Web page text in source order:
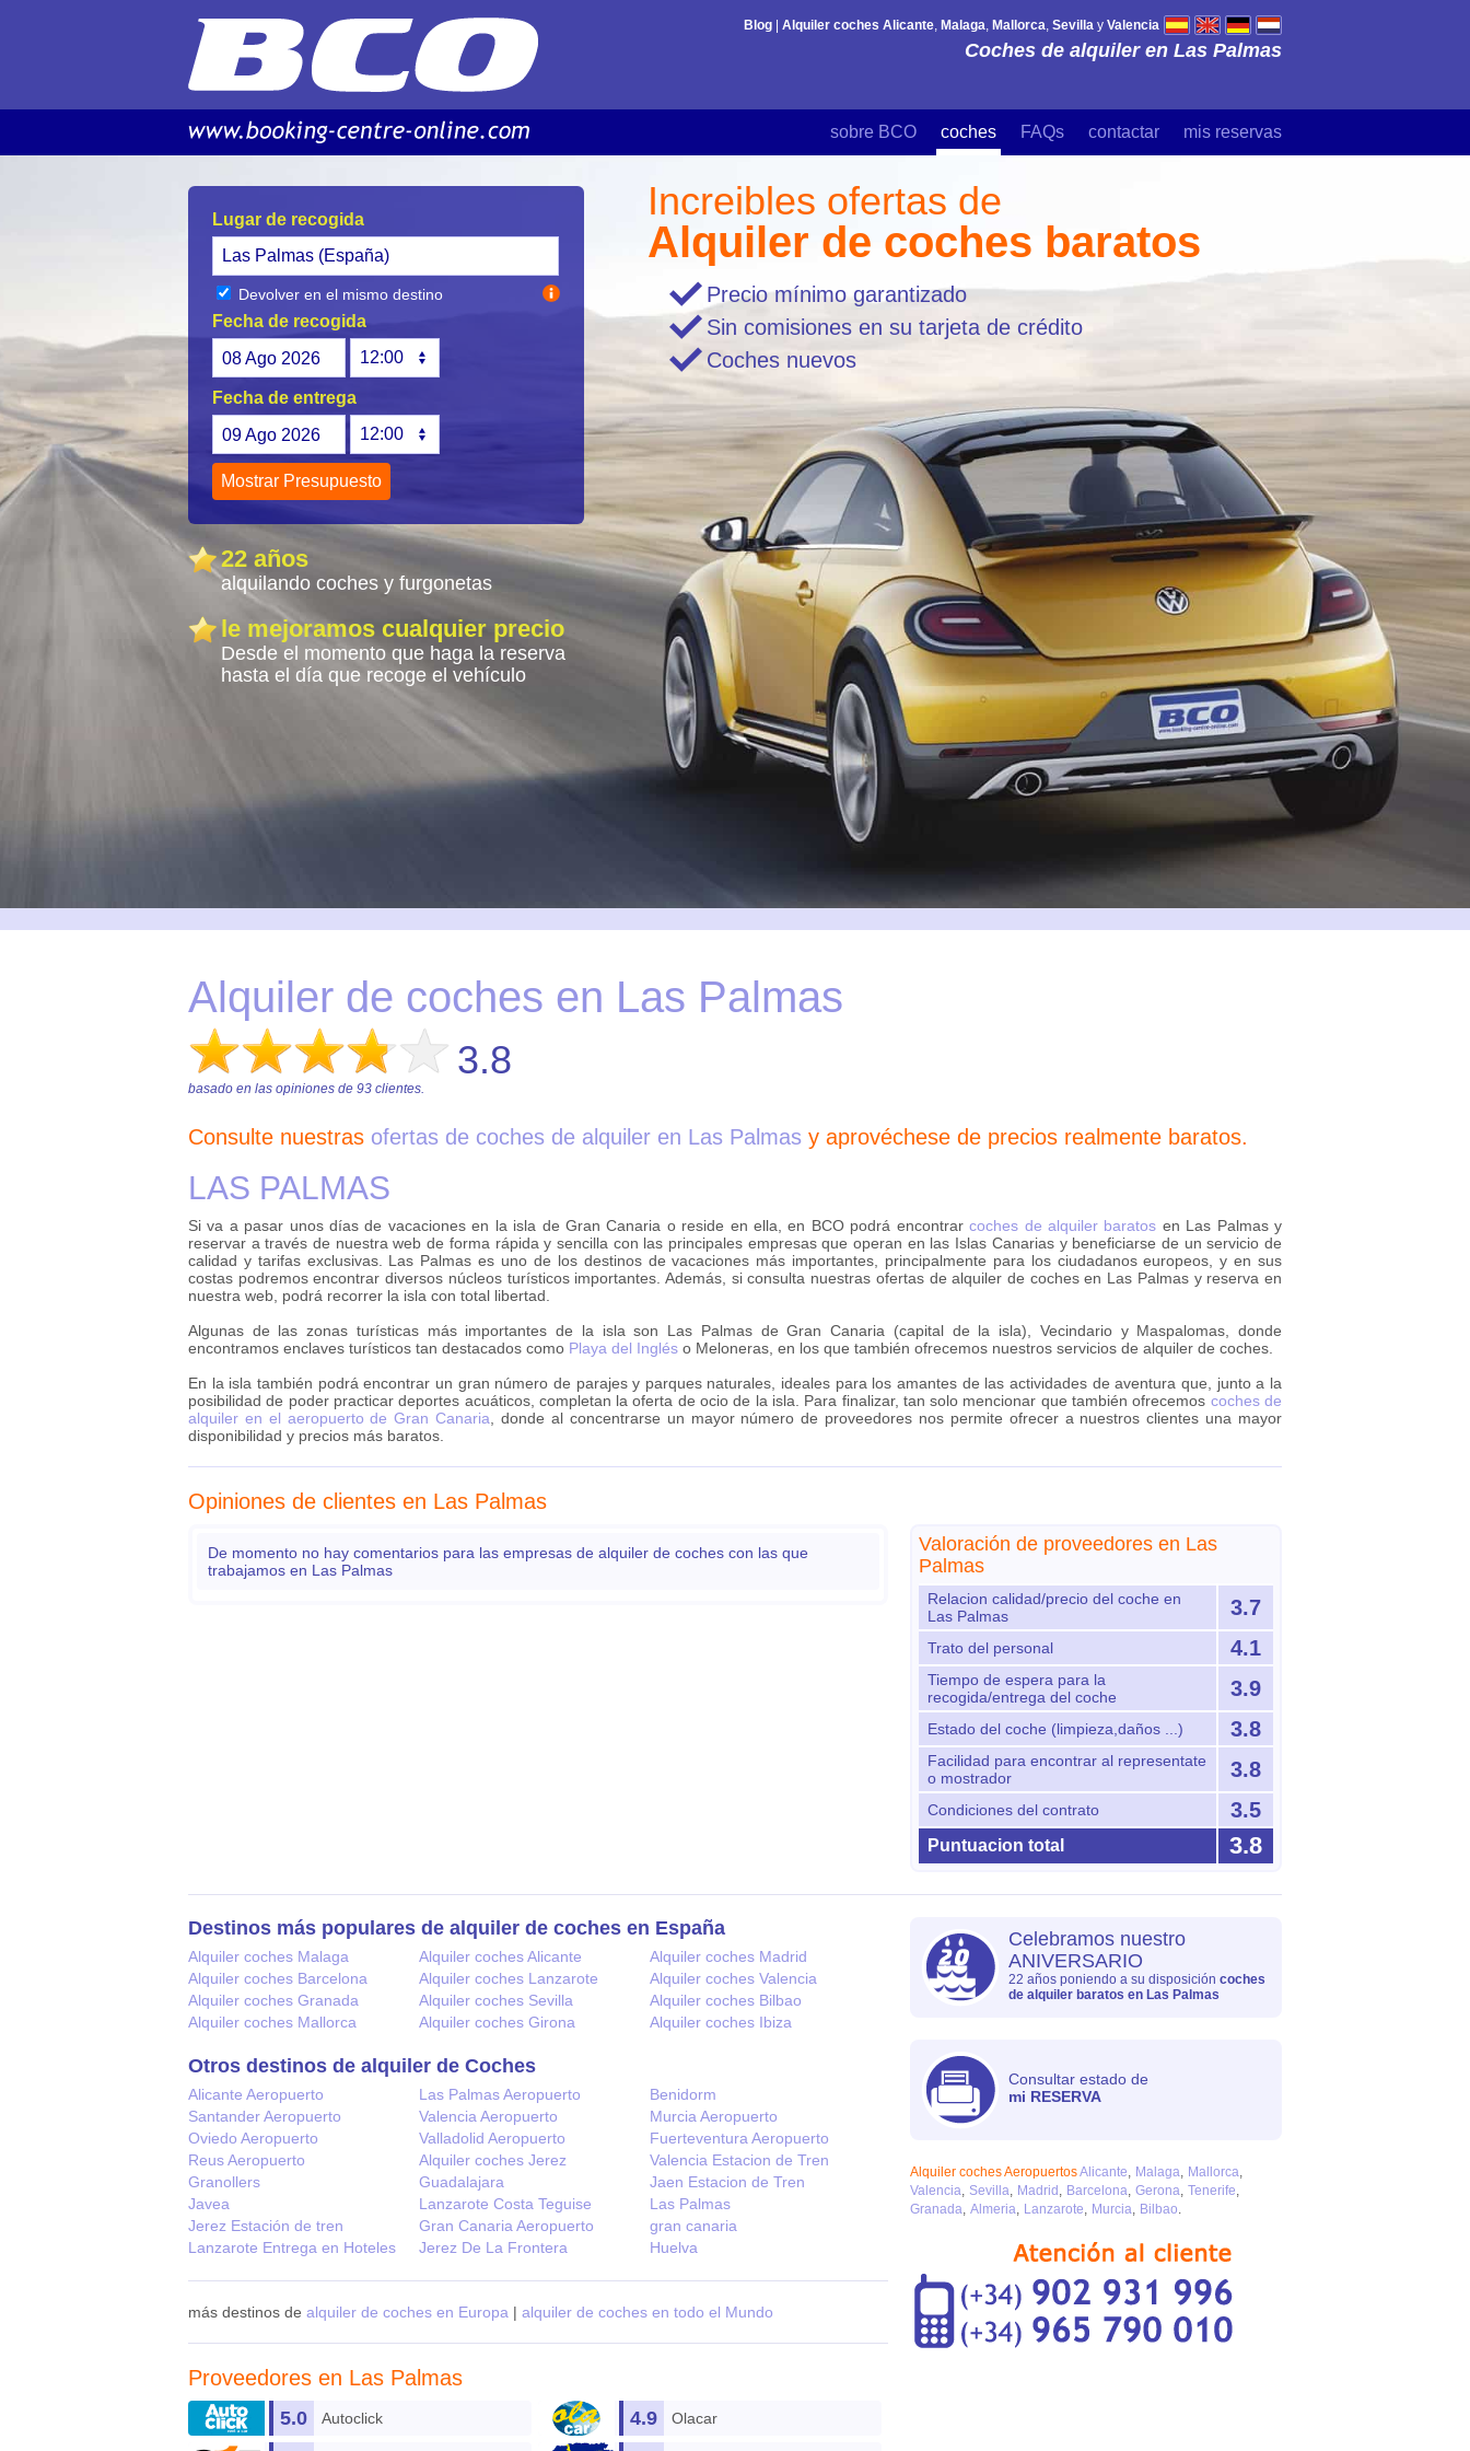
Alquiler de coches en Las Palmas
3.8
basado en las opiniones de 93 clientes.
Consulte nuestras ofertas de coches de alquiler en Las Palmas y aprovéchese de precios realmente baratos.
LAS PALMAS
Si va a pasar unos días de vacaciones en la isla de Gran Canaria o reside en ella, en BCO podrá encontrarcoches de alquiler baratos en Las Palmas y
reservar a través de nuestra web de forma rápida y sencilla con las principales empresas que operan en las Islas Canarias y beneficiarse de un servicio de
calidad y tarifas exclusivas. Las Palmas es uno de los destinos de vacaciones más importantes, principalmente para los ciudadanos europeos, y en sus
costas podremos encontrar diversos núcleos turísticos importantes. Además, si consulta nuestras ofertas de alquiler de coches en Las Palmas y reserva en
nuestra web, podrá recorrer la isla con total libertad.
Algunas de las zonas turísticas más importantes de la isla son Las Palmas de Gran Canaria (capital de la isla), Vecindario y Maspalomas, donde
encontramos enclaves turísticos tan destacados como Playa del Inglés o Meloneras, en los que también ofrecemos nuestros servicios de alquiler de coches.
En la isla también podrá encontrar un gran número de parajes y parques naturales, ideales para los amantes de las actividades de aventura que, junto a la
posibilidad de poder practicar deportes acuáticos, completan la oferta de ocio de la isla. Para finalizar, tan solo mencionar que también ofrecemos coches de
alquiler en el aeropuerto de Gran Canaria , donde al concentrarse un mayor número de proveedores nos permite ofrecer a nuestros clientes una mayor
disponibilidad y precios más baratos.
Opiniones de clientes en Las Palmas
De momento no hay comentarios para las empresas de alquiler de coches con las que
trabajamos en Las Palmas
Valoración de proveedores en Las
Palmas
Relacion calidad/precio del coche en
Las Palmas
3.7
Trato del personal 4.1
Tiempo de espera para la
recogida/entrega del coche
3.9
Estado del coche (limpieza,daños ...) 3.8
Facilidad para encontrar al representate
o mostrador
3.8
Condiciones del contrato 3.5
Puntuacion total 3.8
Destinos más populares de alquiler de coches en España
Alquiler coches Malaga Alquiler coches Alicante
Alquiler coches Madrid
Alquiler coches Barcelona
Alquiler coches Lanzarote
Alquiler coches Valencia
Alquiler coches Granada
Alquiler coches Sevilla
Alquiler coches Bilbao
Alquiler coches Mallorca
Alquiler coches Girona Alquiler coches Ibiza
Otros destinos de alquiler de Coches
Alicante Aeropuerto Las Palmas Aeropuerto
Benidorm
Santander Aeropuerto
Valencia Aeropuerto
Murcia Aeropuerto
Oviedo Aeropuerto
Valladolid Aeropuerto
Fuerteventura Aeropuerto
Reus Aeropuerto
Alquiler coches Jerez
Valencia Estacion de Tren
Granollers
Guadalajara
Jaen Estacion de Tren
Javea
Lanzarote Costa Teguise
Las Palmas
Jerez Estación de tren
Gran Canaria Aeropuerto
gran canaria
Lanzarote Entrega en Hoteles
Jerez De La Frontera Huelva
más destinos de alquiler de coches en Europa | alquiler de coches en todo el Mundo
Proveedores en Las Palmas
Autoclick
5.0 Olacar
4.9
Celebramos nuestro
ANIVERSARIO
22 años poniendo a su disposición coches
de alquiler baratos en Las Palmas
Consultar estado de
mi RESERVA
Alquiler coches AeropuertosAlicante Malaga
Mallorca
Valencia Sevilla Madrid Barcelona Gerona Tenerife
Granada Almeria Lanzarote Murcia Bilbao
Coches de alquiler en Las Palmas
Blog Alquiler coches Alicante, Malaga, Mallorca, Sevilla y Valencia
sobre BCO coches FAQs contactar mis reservas
Lugar de recogida
Devolver en el mismo destino
Fecha de recogida
08Ago 2026
Fecha de entrega
09Ago 2026
Increibles ofertas de
Alquiler de coches baratos
Precio mínimo garantizado
Sin comisiones en su tarjeta de crédito
Coches nuevos
22 años
alquilando coches y furgonetas
le mejoramos cualquier precio
Desde el momento que haga la reserva
hasta el día que recoge el vehículo